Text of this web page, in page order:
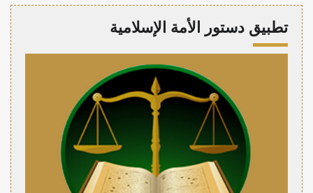
تطبيق دستور الأمة الإسلامية